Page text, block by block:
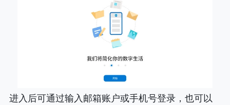
进入后可通过输入邮箱账户或手机号登录，也可以